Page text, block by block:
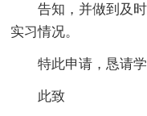
告知，并做到及
实习情况。
特此申请，恳请
此致